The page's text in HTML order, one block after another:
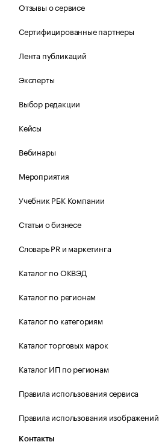
Отзывы о сервисе
Сертифицированные партнеры
Лента публикаций
Эксперты
Выбор редакции
Кейсы
Вебинары
Мероприятия
Учебник РБК Компании
Статьи о бизнесе
Словарь PR и маркетинга
Каталог по ОКВЭД
Каталог по регионам
Каталог по категориям
Каталог торговых марок
Каталог ИП по регионам
Правила использования сервиса
Правила использования изображений
Контакты